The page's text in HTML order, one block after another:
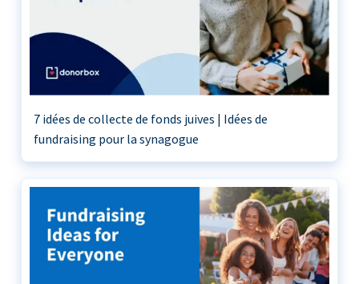
7 idées de collecte de fonds juives | Idées de
fundraising pour la synagogue